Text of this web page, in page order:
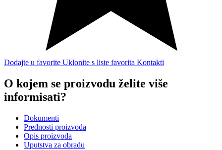
Dodajte u favorite Uklonite s liste favorita Kontakti
O kojem se proizvodu želite više
informisati?
Dokumenti
Prednosti proizvoda
Opis proizvoda
Uputstva za obradu